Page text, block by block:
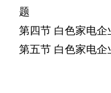
题
第四节 白色家电企
第五节 白色家电企